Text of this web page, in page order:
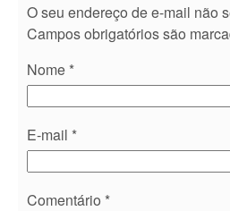
O seu endereço de e-mail não
Campos obrigatórios são
Nome *
E-mail *
Comentário *